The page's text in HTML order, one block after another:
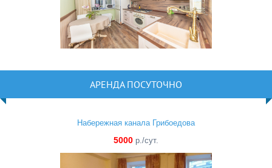
АРЕНДА ПОСУТОЧНО
Набережная канала Грибоедова
5000 р./сут.